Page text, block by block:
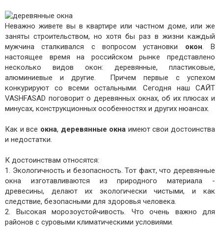
Неважно живете вы в квартире или частном доме, или же
заняты строительством, но хотя бы раз в жизни каждый
мужчина сталкивался с вопросом установки окон. В
настоящее время на российском рынке представлено
несколько видов окон: деревянные, пластиковые,
алюминиевые и другие. Причем первые с успехом
конкурируют со всеми остальными. Сегодня наш САЙТ
VASHFASAD поговорит о деревянных окнах, об их плюсах и
минусах, конструкционных особенностях и других нюансах.
Как и все окна, деревянные окна имеют свои достоинства
и недостатки.
К достоинствам относятся:
1. Экологичность и безопасность. Тот факт, что деревянные
окна изготавливаются из природного материала -
древесины, делают их экологически чистыми, и как
следствие, безопасными для здоровья человека.
2. Высокая морозоустойчивость. Что очень важно для
районов с суровыми климатическими условиями.